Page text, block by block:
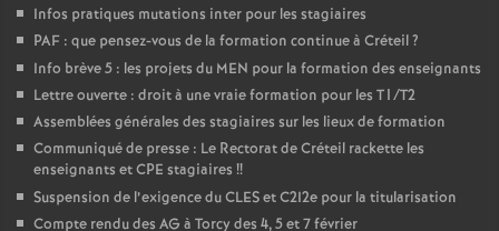
Infos pratiques mutations inter pour les stagiaires
PAF : que pensez-vous de la formation continue à Créteil?
Info brève 5 : les projets du MEN pour la formation des enseignants
Lettre ouverte : droit à une vraie formation pour les T1/T2
Assemblées générales des stagiaires sur les lieux de formation
Communiqué de presse : Le Rectorat de Créteil rackette les
enseignants etCPE stagiaires !!
Suspension de l’exigence duCLESet C2I2e pour la titularisation
Compte rendu des AG à Torcy des 4, 5 et 7 février